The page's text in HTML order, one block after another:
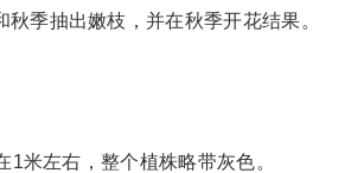
秋季抽出嫩枝，并在秋季开花结果。
1米左右，整个植株略带灰色。